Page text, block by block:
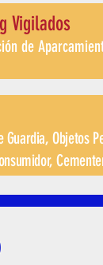
Vigilados
de
Guardia, Objetos